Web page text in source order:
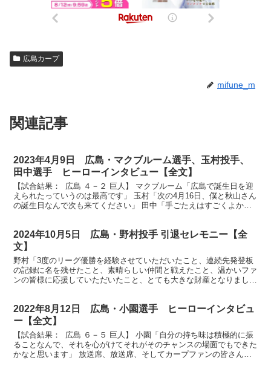
広島カープ
mifune_m
関連記事
2023年4月9日 広島・マクブルーム選手、玉村投手、
田中選手 ヒーローインタビュー【全文】
【試合結果： 広島 ４－２ 巨人】 マクブルーム「広島で誕生日を迎
えられたっていうのは最高です」 玉村「次の4月16日、僕と秋山さん
の誕生日なんで次も来てください」 田中「手ごたえはすごくよかっ
2024年10月5日 広島・野村投手 引退セレモニー【全
文】
野村「3度のリーグ優勝を経験させていただいたこと、連続先発登板
の記録に名を残せたこと、素晴らしい仲間と戦えたこと、温かいファ
ンの皆様に応援していただいたこと、とても大きな財産となりまし
2022年8月12日 広島・小園選手 ヒーローインタビュ
ー【全文】
【試合結果： 広島 ６－５ 巨人】 小園「自分の持ち味は積極的に振
ることなんで、それを心がけてそれがそのチャンスの場面でもできた
かなと思います」 放送席、放送席、そしてカープファンの皆さん、